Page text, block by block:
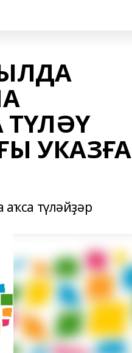
УКАЗҒА
түләйҙәр